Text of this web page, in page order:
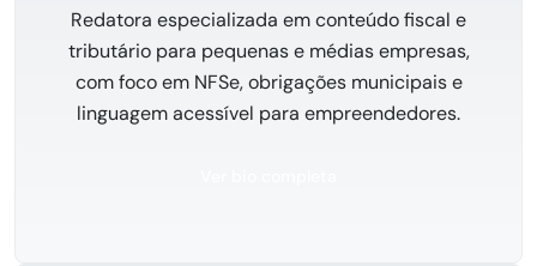
Redatora especializada em conteúdo fiscal e
tributário para pequenas e médias empresas,
com foco em NFSe, obrigações municipais e
linguagem acessível para empreendedores.